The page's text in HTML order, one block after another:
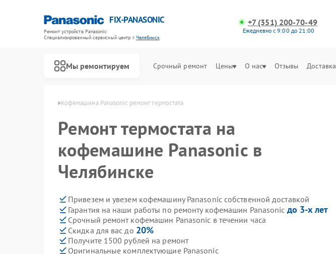
FIX-PANASONIC
Ремонт устройств Panasonic
Специализированный cервисный центр г.Челябинск
+7 (351) 200-70-49
Ежедневно с 9:00 до 21:00
Мы ремонтируем Срочный ремонт Цены О нас Отзывы Доставка
Кофемашина Panasonic ремонт термостата
Ремонт термостата на
кофемашине Panasonic в
Челябинске
Привезем и увезем кофемашину Panasonic собственной доставкой
Гарантия на наши работы по ремонту кофемашин Panasonic до 3-х лет
Срочный ремонт кофемашин Panasonic в течении часа
Скидка для вас до 20%
Получите 1500 рублей на ремонт
Оригинальные комплектующие Panasonic